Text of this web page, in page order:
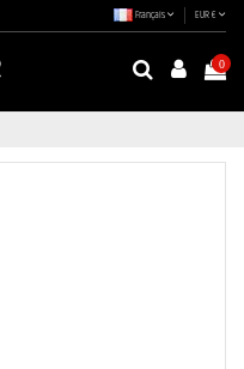
Français EUR €
0